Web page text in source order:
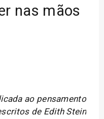
nas mãos
ao pensamento
de Edith Stein